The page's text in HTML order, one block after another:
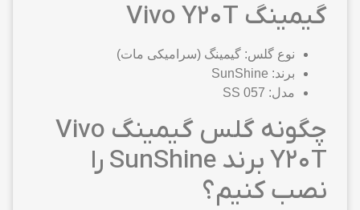
گیمینگ Vivo Y20T
نوع گلس: گیمینگ (سرامیکی مات)
برند: SunShine
مدل: SS 057
چگونه گلس گیمینگ Vivo
Y20T برند SunShine را
نصب کنیم؟